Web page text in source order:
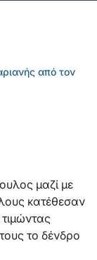
από τον
μαζί με
κατέθεσαν
το δένδρο